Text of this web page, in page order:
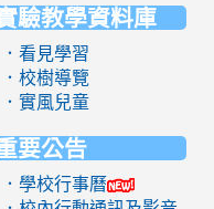
驗教學資料庫
．看見學習
．校樹導覽
．實風兒童
要公告
．學校行事曆